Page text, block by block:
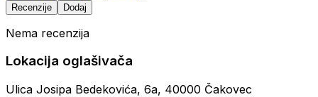
Recenzije Dodaj
Nema recenzija
Lokacija oglašivača
Ulica Josipa Bedekovića, 6a, 40000 Čakovec